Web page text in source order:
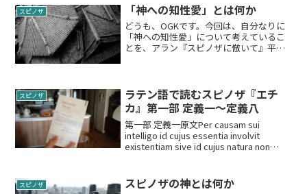
スピノザ 「神への知性愛」とは何か
どうも、OGKです。今回は、自分なりに
「神への知性愛」について考えているこ
とを、アラン『スピノザに倣いて』平凡
必要があったのか。な...
スピノザ
ラテン語で読むスピノザ『エチ
カ』第一部 定義一〜定義八
第一部 定義一原文Per causam sui
intelligo id cujus essentia involvit
existentiam sive id cujus natura non
スピノザ スピノザの神とは何か